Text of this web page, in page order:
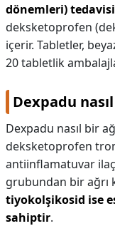
dönemleri)
deksketoprofen
içerir. Tabletler,
20 tabletlik
Dexpadu
Dexpadu nasıl bir
deksketoprofen
antiinflamatuvar
grubundan bir ağrı
tiyokolşikosid ise
sahiptir.